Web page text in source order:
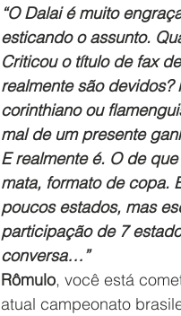
“O Dalai é muito
esticando o assunto.
Criticou o título de fax
realmente são
corinthiano ou
mal de um presente
E realmente é. O de
mata, formato de copa.
poucos estados, mas
participação de 7
conversa…”
Rômulo, você está
atual campeonato